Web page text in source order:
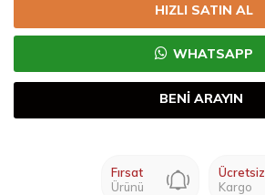
HIZLI SATIN AL
WHATSAPP
BENİ ARAYIN
Fırsat
Ürünü
Ücretsiz
Kargo